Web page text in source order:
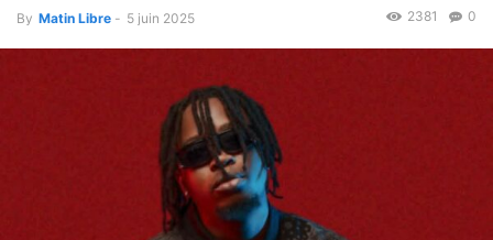
By Matin Libre - 5 juin 2025 0
2381